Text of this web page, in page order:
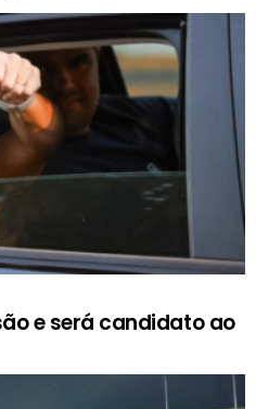
e será candidato ao